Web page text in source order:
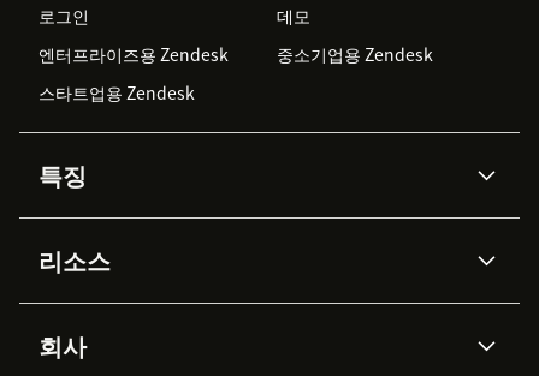
로그인
데모
엔터프라이즈용 Zendesk
중소기업용 Zendesk
스타트업용 Zendesk
특징
Zendesk AI
Advanced Data Privacy &
Protection
지식창고
리소스
API & 개발자
회사